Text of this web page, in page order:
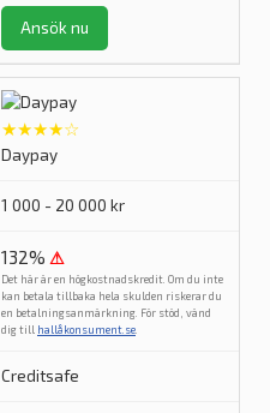
Ansök nu
★★★★☆
Daypay
1 000 - 20 000 kr
132% ⚠
Det här är en högkostnadskredit. Om du inte
kan betala tillbaka hela skulden riskerar du
en betalningsanmärkning. För stöd, vänd
dig till hallåkonsument.se
Creditsafe